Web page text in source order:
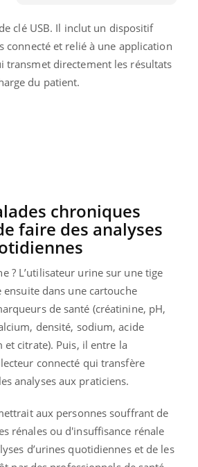
clé USB. Il inclut un dispositif
connecté et relié à une application
transmet directement les résultats
du patient.
chroniques
faire des analyses
? L’utilisateur urine sur une tige
ensuite dans une cartouche
de santé (créatinine, pH,
densité, sodium, acide
citrate). Puis, il entre la
connecté qui transfère
analyses aux praticiens.
aux personnes souffrant de
rénales ou d'insuffisance rénale
d’urines quotidiennes et de les